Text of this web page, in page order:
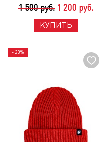
1 500 руб. 1 200 руб.
КУПИТЬ
- 20%